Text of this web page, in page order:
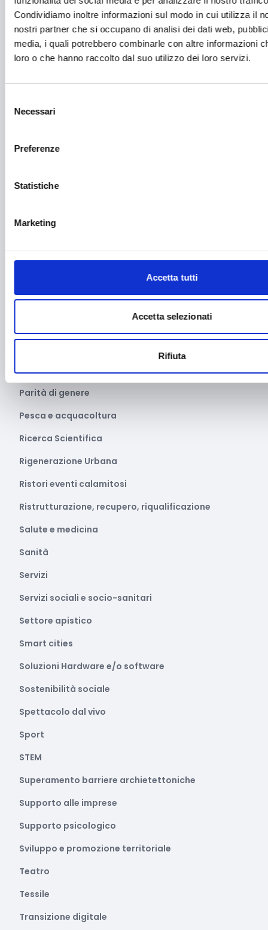
Condividiamo inoltre informazioni sul modo in cui utilizza il
nostri partner che si occupano di analisi dei dati web,
media, i quali potrebbero combinarle con altre informazioni
loro o che hanno raccolto dal suo utilizzo dei loro servizi.
delNecessari
Preferenze
Statistiche
Marketing
Accetta tutti
Accetta selezionati
Rifiuta
Impianti sportivi
Imprenditoria femminile
Inclusione Sociale e Solidarietà
Libro e lettura
Manifestazioni culturali
Migrazione e sviluppo
Musica
Parità di genere
Pesca e acquacoltura
Ricerca Scientifica
Rigenerazione Urbana
Ristori eventi calamitosi
Ristrutturazione, recupero, riqualificazione
Salute e medicina
Sanità
Servizi
Servizi sociali e socio-sanitari
Settore apistico
Smart cities
Soluzioni Hardware e/o software
Sostenibilità sociale
Spettacolo dal vivo
Sport
STEM
Superamento barriere archietettoniche
Supporto alle imprese
Supporto psicologico
Sviluppo e promozione territoriale
Teatro
Tessile
Transizione digitale